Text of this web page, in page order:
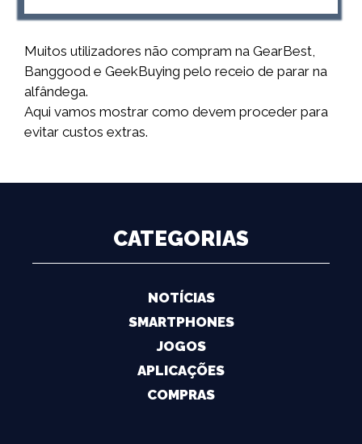
Muitos utilizadores não compram na GearBest,
Banggood e GeekBuying pelo receio de parar na
alfândega.
Aqui vamos mostrar como devem proceder para
evitar custos extras.
CATEGORIAS
NOTÍCIAS
SMARTPHONES
JOGOS
APLICAÇÕES
COMPRAS